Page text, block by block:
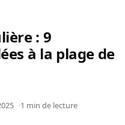
: 9
à la plage de
1 min de lecture